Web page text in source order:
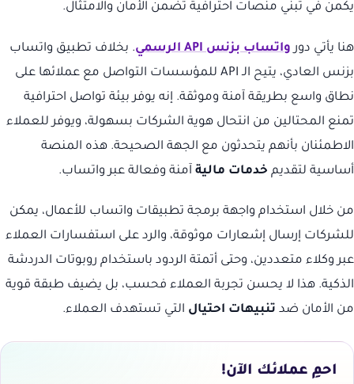
يكمن في تبني منصات احترافية تضمن الأمان والامتثال.
هنا يأتي دور واتساب بزنس API الرسمي
. بخلاف تطبيق واتساب
بزنس العادي، يتيح الـ API للمؤسسات التواصل مع عملائها على
نطاق واسع بطريقة آمنة وموثقة. إنه يوفر بيئة تواصل احترافية
تمنع المحتالين من انتحال هوية الشركات بسهولة، ويوفر للعملاء
الاطمئنان بأنهم يتحدثون مع الجهة الصحيحة. هذه المنصة
أساسية لتقديم خدمات مالية آمنة وفعالة عبر واتساب.
من خلال استخدام واجهة برمجة تطبيقات واتساب للأعمال، يمكن
للشركات إرسال إشعارات موثوقة، والرد على استفسارات العملاء
عبر وكلاء متعددين، وحتى أتمتة الردود باستخدام روبوتات الدردشة
الذكية. هذا لا يحسن تجربة العملاء فحسب، بل يضيف طبقة قوية
من الأمان ضد تنبيهات احتيال التي تستهدف العملاء.
احمِ عملائك الآن!